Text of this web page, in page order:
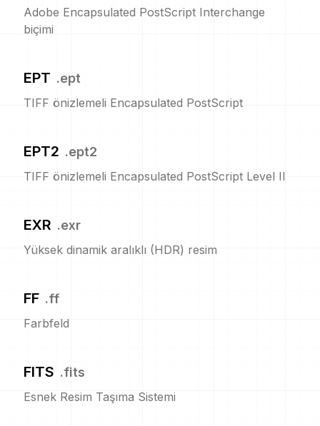
Adobe Encapsulated PostScript Interchange
biçimi
EPT .ept
TIFF önizlemeli Encapsulated PostScript
EPT2 .ept2
TIFF önizlemeli Encapsulated PostScript Level II
EXR .exr
Yüksek dinamik aralıklı (HDR) resim
FF .ff
Farbfeld
FITS .fits
Esnek Resim Taşıma Sistemi